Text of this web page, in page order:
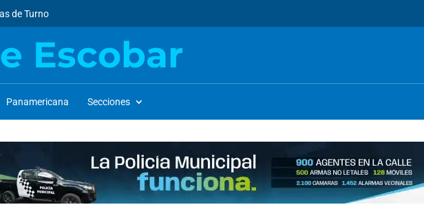
de Turno
Escobar
Panamericana Secciones